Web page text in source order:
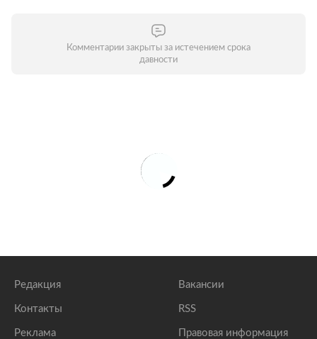
Комментарии закрыты за истечением срока
давности
Редакция
Контакты
Реклама
Вакансии
RSS
Правовая информация